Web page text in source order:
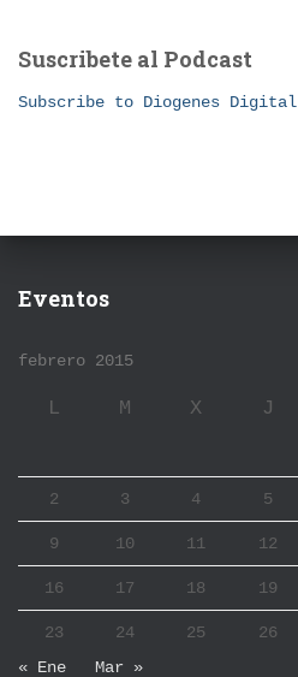
Suscribete al Podcast
Subscribe to Diogenes Digital
Eventos
febrero 2015
L M X J
2 3 4 5
9 10 11 12
16 17 18 19
23 24 25 26
« Ene
Mar »